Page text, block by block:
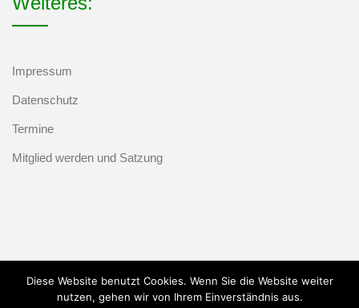
Impressum
Datenschutz
Termine
Mitglied werden und Satzung
Diese Website benutzt Cookies. Wenn Sie die Website weiter
nutzen, gehen wir von Ihrem Einverständnis aus.